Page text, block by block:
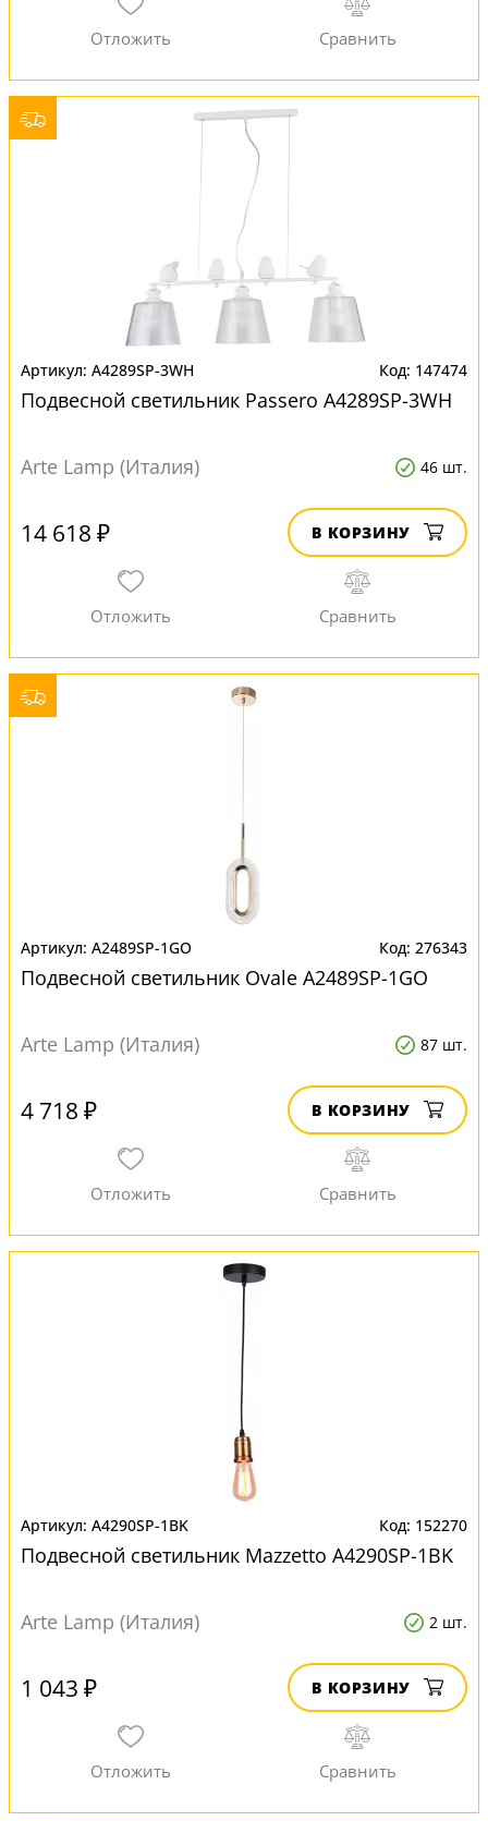
A4289SP-3WH 147474
Подвесной светильник Passero A4289SP-3WH
Arte Lamp (Италия) 46 шт.
14 618 ₽ В КОРЗИНУ
A2489SP-1GO 276343
Подвесной светильник Ovale A2489SP-1GO
Arte Lamp (Италия) 87 шт.
4 718 ₽ В КОРЗИНУ
A4290SP-1BK 152270
Подвесной светильник Mazzetto A4290SP-1BK
Arte Lamp (Италия) 2 шт.
1 043 ₽ В КОРЗИНУ